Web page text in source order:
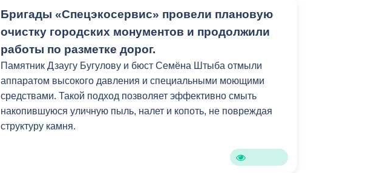
Бригады «Спецэкосервис» провели плановую
очистку городских монументов и продолжили
работы по разметке дорог.
Памятник Дзаугу Бугулову и бюст Семёна Штыба отмыли
аппаратом высокого давления и специальными моющими
средствами. Такой подход позволяет эффективно смыть
накопившуюся уличную пыль, налет и копоть, не повреждая
структуру камня.